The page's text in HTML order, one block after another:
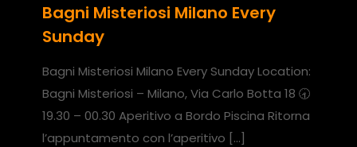
Bagni Misteriosi Milano Every
Sunday
Bagni Misteriosi Milano Every Sunday Location:
Bagni Misteriosi – Milano, Via Carlo Botta 18 🕣
19.30 – 00.30 Aperitivo a Bordo Piscina Ritorna
l’appuntamento con l’aperitivo […]